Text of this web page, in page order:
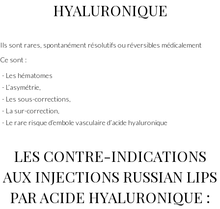
HYALURONIQUE
Ils sont rares, spontanément résolutifs ou réversibles médicalement
Ce sont :
Les hématomes
L’asymétrie,
Les sous-corrections,
La sur-correction,
Le rare risque d’embole vasculaire d’acide hyaluronique
LES CONTRE-INDICATIONS
AUX INJECTIONS RUSSIAN LIPS
PARACIDE HYALURONIQUE :